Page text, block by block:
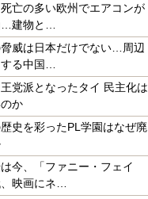
亡の多い欧州でエアコンが
…建物と…
威は日本だけでない…周辺
る中国…
党派となったタイ 民主化は
か
史を彩ったPL学園はなぜ廃
今、「ファニー・フェイ
映画にネ…